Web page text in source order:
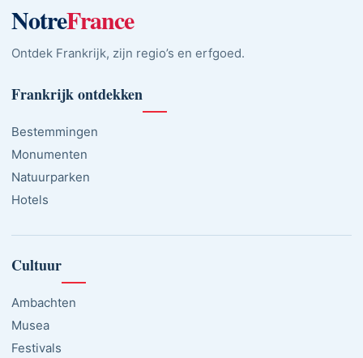
NotreFrance
Ontdek Frankrijk, zijn regio’s en erfgoed.
Frankrijk ontdekken
Bestemmingen
Monumenten
Natuurparken
Hotels
Cultuur
Ambachten
Musea
Festivals